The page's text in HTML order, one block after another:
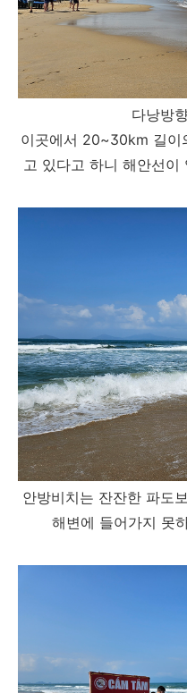
다낭방
이곳에서 20~30km 길이
고 있다고 하니 해안선이
안방비치는 잔잔한 파도
해변에 들어가지 못